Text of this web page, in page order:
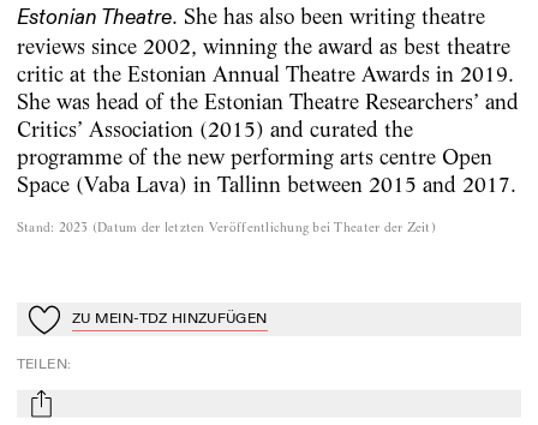
Estonian Theatre. She has also been writing theatre
reviews since 2002, winning the award as best theatre
critic at the Estonian Annual Theatre Awards in 2019.
She was head of the Estonian Theatre Researchers’ and
Critics’ Association (2015) and curated the
programme of the new performing arts centre Open
Space (Vaba Lava) in Tallinn between 2015 and 2017.
Stand: 2023 ( Datum der letzten Veröffentlichung bei Theater der Zeit )
Zu Mein-TdZ hinzufügen
ZU MEIN-TDZ HINZUFÜGEN
TEILEN:
mail